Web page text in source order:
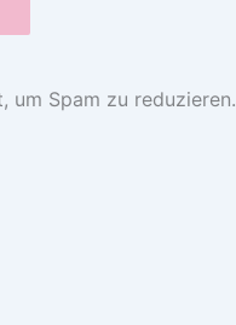
um Spam zu reduzieren.